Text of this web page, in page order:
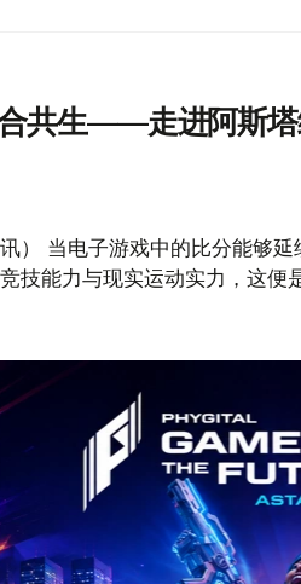
共生——走进阿斯
讯） 当电子游戏中的比分能够
技能力与现实运动实力，这